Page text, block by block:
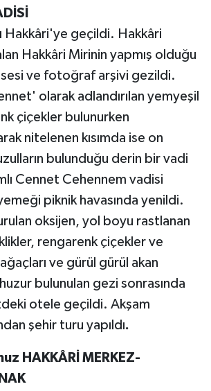
Hakkâri'ye geçildi. Hakkâri
Hakkâri Mirinin yapmış olduğu
ve fotoğraf arşivi gezildi.
olarak adlandırılan yemyeşil
çiçekler bulunurken
nitelenen kısımda ise on
bulunduğu derin bir vadi
Cennet Cehennem vadisi
piknik havasında yenildi.
oksijen, yol boyu rastlanan
rengarenk çiçekler ve
ve gürül gürül akan
bulunulan gezi sonrasında
otele geçildi. Akşam
şehir turu yapıldı.
HAKKÂRİ MERKEZ-